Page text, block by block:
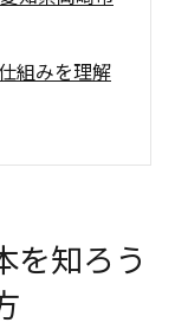
組みを理解
を探る
要なポイン
を知ろう